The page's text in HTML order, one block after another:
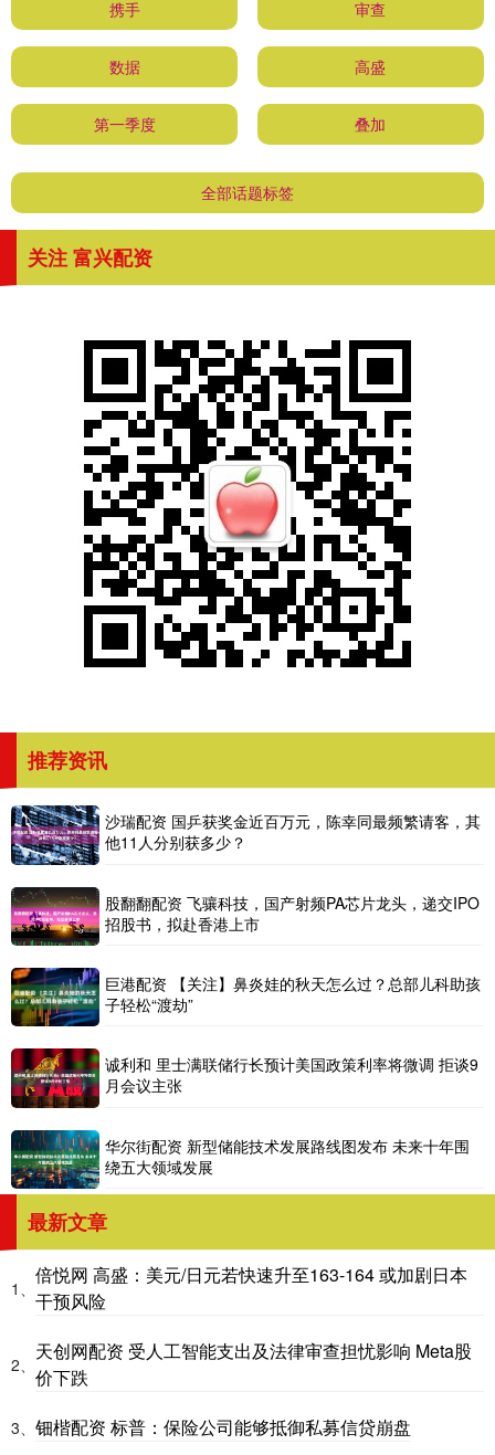
携手 审查
数据 高盛
第一季度 叠加
全部话题标签
关注 富兴配资
推荐资讯
沙瑞配资 国乒获奖金近百万元，陈幸同最频繁请客，其
他11人分别获多少？
股翻翻配资 飞骧科技，国产射频PA芯片龙头，递交IPO
招股书，拟赴香港上市
巨港配资 【关注】鼻炎娃的秋天怎么过？总部儿科助孩
子轻松“渡劫”
诚利和 里士满联储行长预计美国政策利率将微调 拒谈9
月会议主张
华尔街配资 新型储能技术发展路线图发布 未来十年围
绕五大领域发展
最新文章
1、
倍悦网 高盛：美元/日元若快速升至163-164 或加剧日本
干预风险
2、
天创网配资 受人工智能支出及法律审查担忧影响 Meta股
价下跌
3、 钿楷配资 标普：保险公司能够抵御私募信贷崩盘